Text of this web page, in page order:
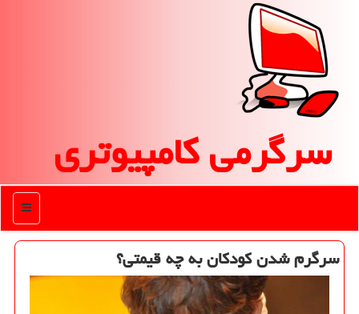
سرگرمی كامپیوتری
منو
سرگرم شدن كودكان به چه قیمتی؟